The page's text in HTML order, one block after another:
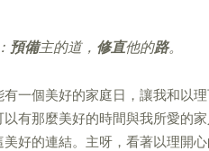
預備主的道， 修直他的路。
一個美好的家庭日，讓我和以
有那麼美好的時間與我所愛的
好的連結。主呀，看著以理開